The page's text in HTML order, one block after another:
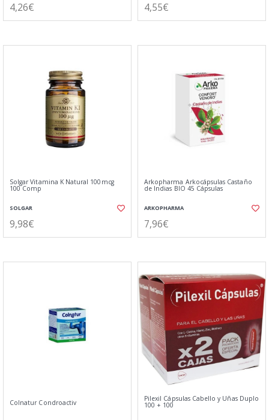
4,26€ 4,55€
Solgar Vitamina K Natural 100mcg
100 Comp
SOLGAR
9,98€
Arkopharma Arkocápsulas Castaño
de Indias BIO 45 Cápsulas
ARKOPHARMA
7,96€
Colnatur Condroactiv Pilexil Cápsulas Cabello y Uñas Duplo
100 + 100